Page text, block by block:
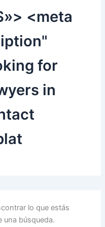
<meta
for
in
lo que estás
una búsqueda.